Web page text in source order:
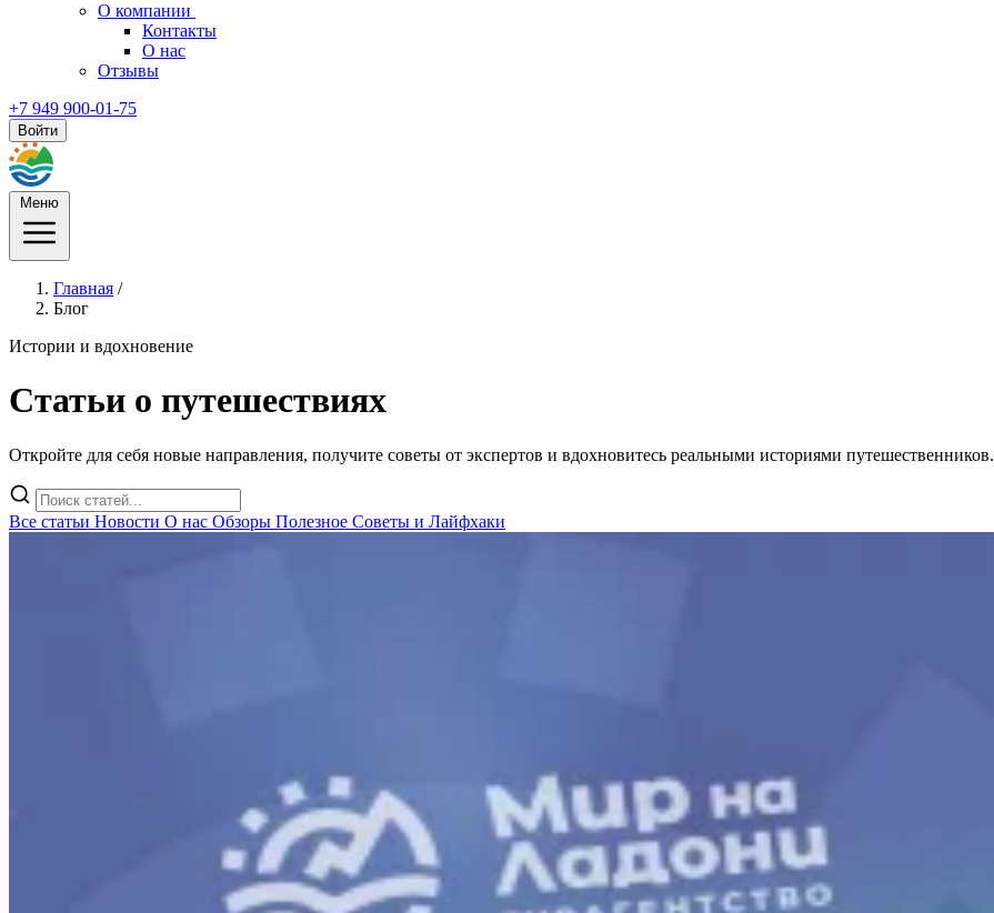
О компании
Контакты
О нас
Отзывы
+7 949 900-01-75
Войти
Меню
Главная /
Блог
Истории и вдохновение
Статьи о путешествиях
Откройте для себя новые направления, получите советы от экспертов и вдохновитесь реальными историями путешественников.
Все статьи Новости О нас Обзоры Полезное Советы и Лайфхаки